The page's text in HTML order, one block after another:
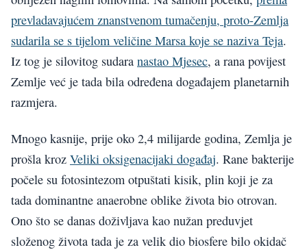
prevladavajućem znanstvenom tumačenju, proto-Zemlja
sudarila se s tijelom veličine Marsa koje se naziva Teja.
Iz tog je silovitog sudara nastao Mjesec, a rana povijest
Zemlje već je tada bila određena događajem planetarnih
razmjera.
Mnogo kasnije, prije oko 2,4 milijarde godina, Zemlja je
prošla kroz Veliki oksigenacijaki događaj. Rane bakterije
počele su fotosintezom otpuštati kisik, plin koji je za
tada dominantne anaerobne oblike života bio otrovan.
Ono što se danas doživljava kao nužan preduvjet
složenog života tada je za velik dio biosfere bilo okidač